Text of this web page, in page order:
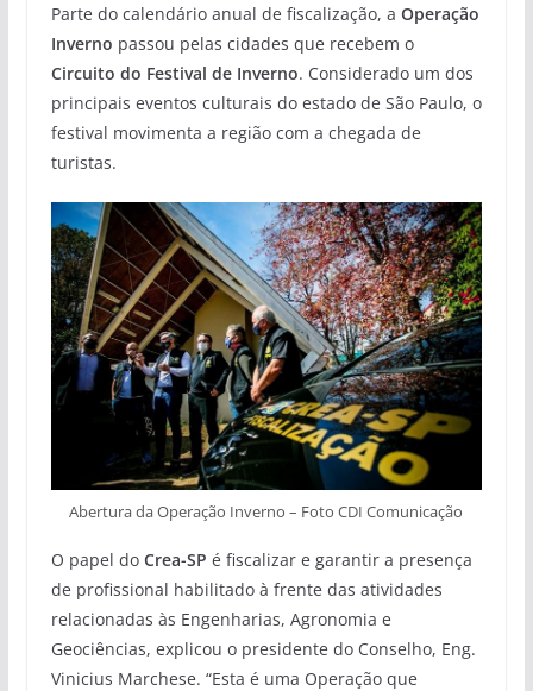
Parte do calendário anual de fiscalização, a Operação
Inverno passou pelas cidades que recebem o
Circuito do Festival de Inverno. Considerado um dos
principais eventos culturais do estado de São Paulo, o
festival movimenta a região com a chegada de
turistas.
Abertura da Operação Inverno – Foto CDI Comunicação
O papel do Crea-SP é fiscalizar e garantir a presença
de profissional habilitado à frente das atividades
relacionadas às Engenharias, Agronomia e
Geociências, explicou o presidente do Conselho, Eng.
Vinicius Marchese. “Esta é uma Operação que